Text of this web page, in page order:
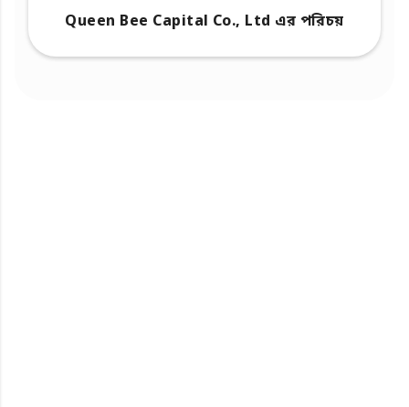
Queen Bee Capital Co., Ltd এর পরিচয়